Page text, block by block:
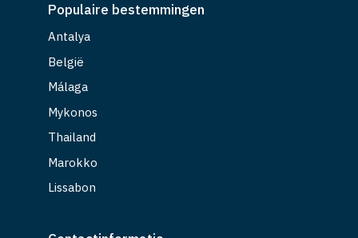
Populaire bestemmingen
Antalya
België
Málaga
Mykonos
Thailand
Marokko
Lissabon